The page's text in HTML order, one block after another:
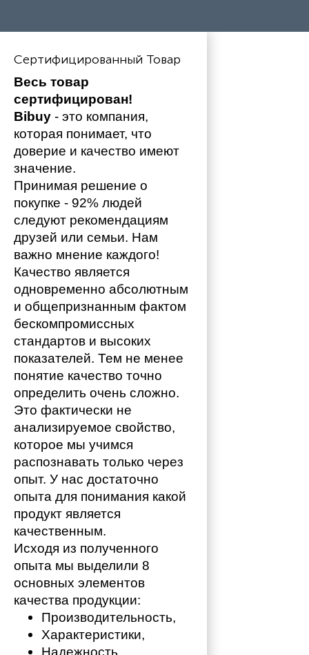
Сертифицированный Товар
Весь товар
сертифицирован!
Bibuy - это компания,
которая понимает, что
доверие и качество имеют
значение.
Принимая решение о
покупке - 92% людей
следуют рекомендациям
друзей или семьи. Нам
важно мнение каждого!
Качество является
одновременно абсолютным
и общепризнанным фактом
бескомпромиссных
стандартов и высоких
показателей. Тем не менее
понятие качество точно
определить очень сложно.
Это фактически не
анализируемое свойство,
которое мы учимся
распознавать только через
опыт. У нас достаточно
опыта для понимания какой
продукт является
качественным.
Исходя из полученного
опыта мы выделили 8
основных элементов
качества продукции:
Производительность,
Характеристики,
Надежность,